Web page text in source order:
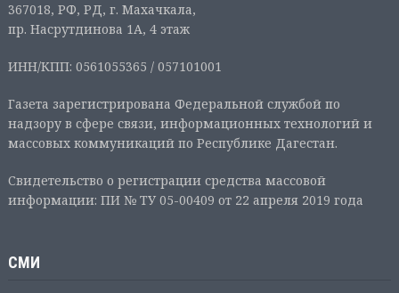
367018, РФ, РД, г. Махачкала,
пр. Насрутдинова 1А, 4 этаж
ИНН/КПП: 0561055365 / 057101001
Газета зарегистрирована Федеральной службой по
надзору в сфере связи, информационных технологий и
массовых коммуникаций по Республике Дагестан.
Свидетельство о регистрации средства массовой
информации: ПИ № ТУ 05-00409 от 22 апреля 2019 года
СМИ